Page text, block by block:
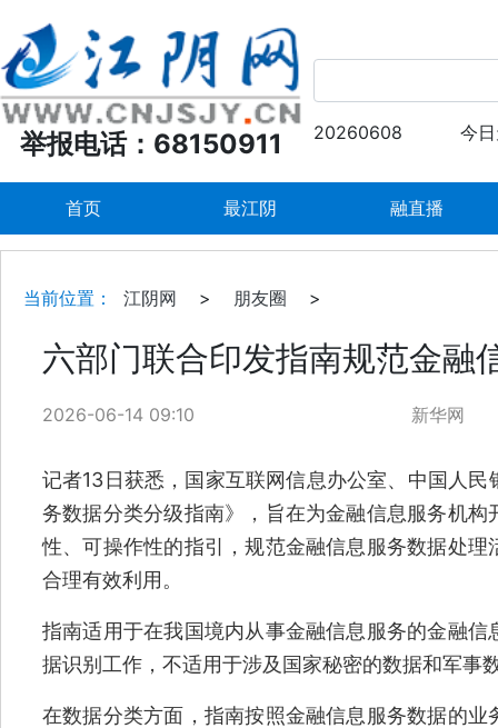
举报电话：68150911 20260608 今
首页 最江阴 融直播
当前位置： 江阴网 > 朋友圈 >
六部门联合印发指南规范金融
2026-06-14 09:10 新华网
记者13日获悉，国家互联网信息办公室、中国人
务数据分类分级指南》，旨在为金融信息服务机
性、可操作性的指引，规范金融信息服务数据处
合理有效利用。
指南适用于在我国境内从事金融信息服务的金融
据识别工作，不适用于涉及国家秘密的数据和军事
在数据分类方面，指南按照金融信息服务数据的